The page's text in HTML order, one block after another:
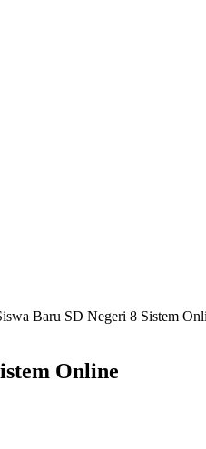
Baru SD Negeri 8 Sistem
Online